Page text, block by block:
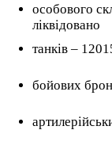
особового
ліквідовано
танків ‒
бойових